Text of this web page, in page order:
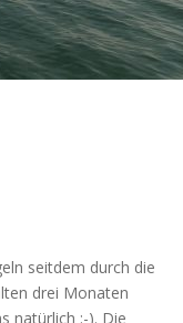
seitdem durch die
drei Monaten
natürlich :-). Die